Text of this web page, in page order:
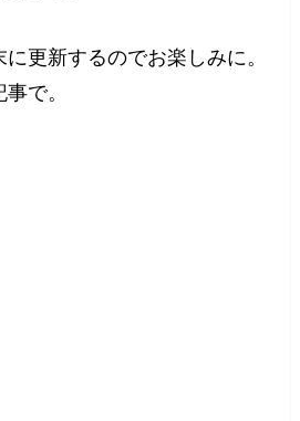
更新するのでお楽しみに。
で。